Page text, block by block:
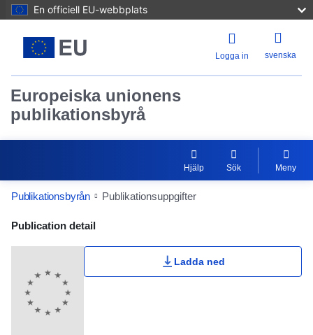
En officiell EU-webbplats
Logga in svenska
Europeiska unionens
publikationsbyrå
Hjälp Sök Meny
Publikationsbyrån Publikationsuppgifter
Publication Detail Actions Portlet
Publication detail
Ladda ned